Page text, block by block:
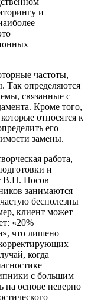
и
частоты,
Так определяются
связанные с
Кроме того,
относятся к
его
замены.
работа,
и
В.Н. Носов
занимаются
бесполезны
клиент может
«20%
что лишено
когда
с большим
на основе неверно